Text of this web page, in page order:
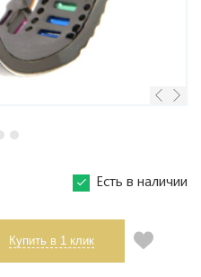
Есть в наличии
Купить в 1 клик